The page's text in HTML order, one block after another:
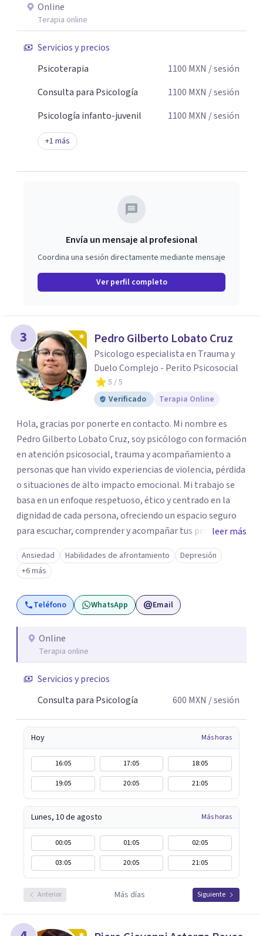
Online
Terapia online
Servicios y precios
Psicoterapia
1100 MXN / sesión
Consulta para Psicología
1100 MXN / sesión
Psicología infanto-juvenil
1100 MXN / sesión
+1 más
Envía un mensaje al profesional
Coordina una sesión directamente mediante mensaje
Ver perfil completo
3 Pedro Gilberto Lobato Cruz
Psicologo especialista en Trauma y
Duelo Complejo - Perito Psicosocial
5 / 5
Verificado
Terapia Online
Hola, gracias por ponerte en contacto. Mi nombre es
Pedro Gilberto Lobato Cruz, soy psicólogo con formación
en atención psicosocial, trauma y acompañamiento a
personas que han vivido experiencias de violencia, pérdida
o situaciones de alto impacto emocional. Mi trabajo se
basa en un enfoque respetuoso, ético y centrado en la
dignidad de cada persona, ofreciendo un espacio seguro
para escuchar, comprender y acompañar tus procesos
emocionales a tu propio ritmo. Creo firmemente en la
importancia de construir juntos herramientas que
fortalezcan el bienestar, la autonomía y el sentido de
vida. Será un gusto acompañarte en este proceso. Quedo
atento para resolver cualquier duda y acordar una cita. Un
leer más
Ansiedad Habilidades de afrontamiento
Depresión
+6 más
Teléfono WhatsApp Email
Online
Terapia online
Servicios y precios
Consulta para Psicología
600 MXN / sesión
Hoy Más horas
16:05 17:05
18:05
19:05
20:05 21:05
Lunes, 10 de agosto Más horas
00:05 01:05
02:05
03:05
20:05 21:05
Anterior Más días Siguiente